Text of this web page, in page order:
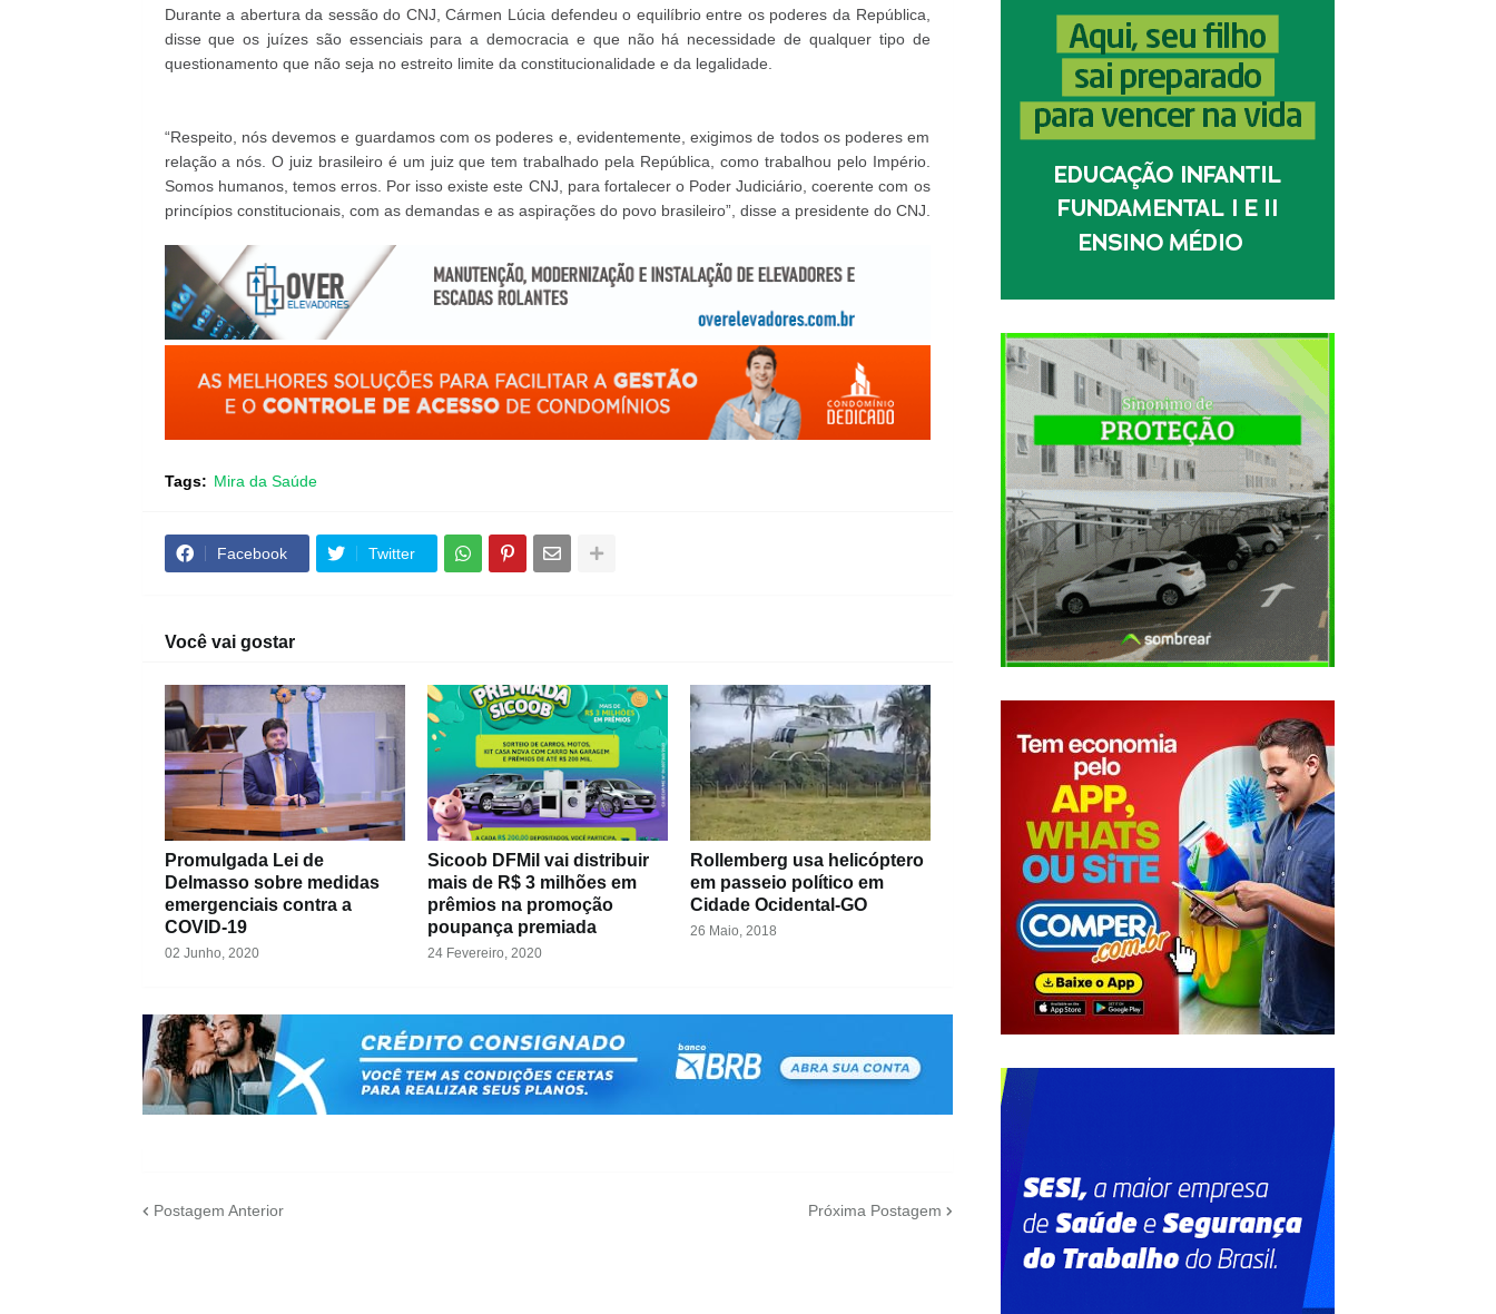
Durante a abertura da sessão do CNJ, Cármen Lúcia defendeu o equilíbrio entre os poderes da República,
disse que os juízes são essenciais para a democracia e que não há necessidade de qualquer tipo de
questionamento que não seja no estreito limite da constitucionalidade e da legalidade.
“Respeito, nós devemos e guardamos com os poderes e, evidentemente, exigimos de todos os poderes em
relação a nós. O juiz brasileiro é um juiz que tem trabalhado pela República, como trabalhou pelo Império.
Somos humanos, temos erros. Por isso existe este CNJ, para fortalecer o Poder Judiciário, coerente com os
princípios constitucionais, com as demandas e as aspirações do povo brasileiro”, disse a presidente do CNJ.
Tags: Mira da Saúde
Facebook Twitter
Você vai gostar
Promulgada Lei de
Delmasso sobre medidas
emergenciais contra a
COVID-19
02 Junho, 2020
Sicoob DFMil vai distribuir
mais de R$ 3 milhões em
prêmios na promoção
poupança premiada
24 Fevereiro, 2020
Rollemberg usa helicóptero
em passeio político em
Cidade Ocidental-GO
26 Maio, 2018
Postagem Anterior Próxima Postagem